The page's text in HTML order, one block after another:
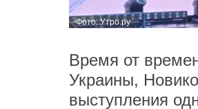
Фото: Утро.ру
Время от
Украины,
выступления